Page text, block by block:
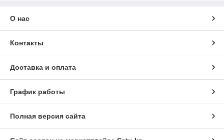
О нас
Контакты
Доставка и оплата
График работы
Полная версия сайта